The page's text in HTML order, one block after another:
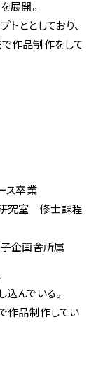
展開。
ととしており、
作品制作をして
ス卒業
究室 修士課程
企画舎所属
んでいる。
作品制作してい